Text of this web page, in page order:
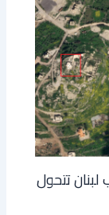
تتحول